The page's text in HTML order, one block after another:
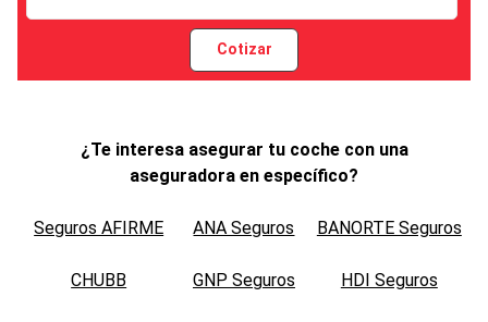
Cotizar
¿Te interesa asegurar tu coche con una
aseguradora en específico?
Seguros AFIRME ANA Seguros BANORTE Seguros
CHUBB GNP Seguros HDI Seguros